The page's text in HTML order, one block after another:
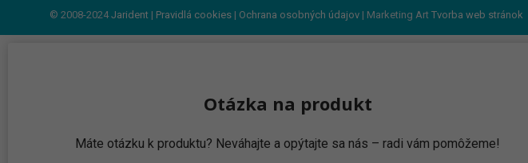
© 2008-2024Jarident | Pravidlá cookies | Ochrana osobných údajov | Marketing Art Tvorba web stránok
Otázka na produkt
Máte otázku k produktu? Neváhajte a opýtajte sa nás – radi vám pomôžeme!